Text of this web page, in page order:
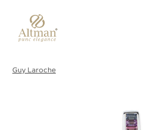
Guy Laroche